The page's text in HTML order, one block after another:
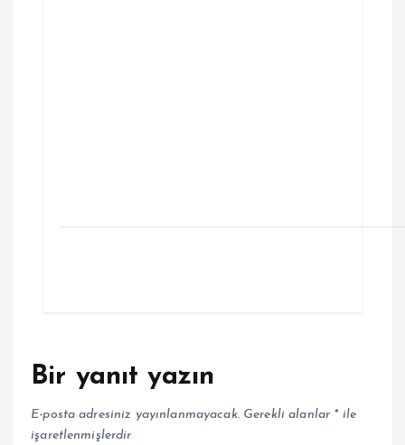
Bir yanıt yazın
E-posta adresiniz yayınlanmayacak. Gerekli alanlar *ile
işaretlenmişlerdir